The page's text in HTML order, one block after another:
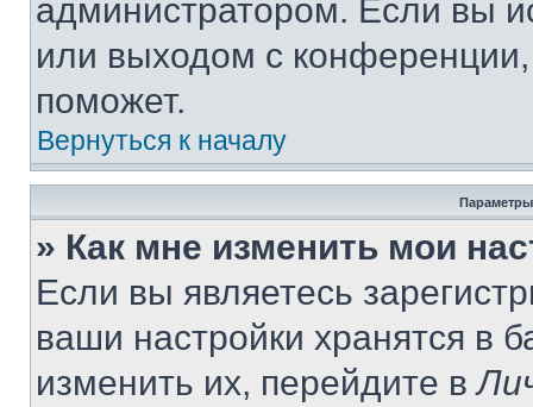
администратором. Если вы
или выходом с
поможет.
Вернуться к началу
Параметры
» Как мне изменить мои
Если вы являетесь
ваши настройки хранятся в
изменить их, перейдите в